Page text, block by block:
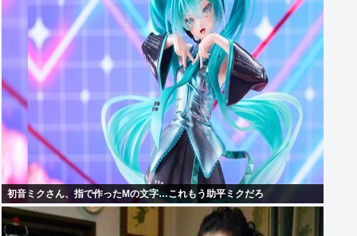
初音ミクさん、指で作ったMの文字…これもう助平ミクだろ